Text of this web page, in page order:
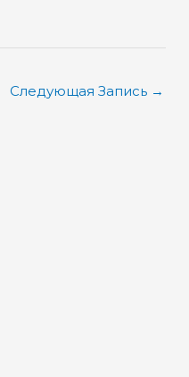
Следующая Запись →